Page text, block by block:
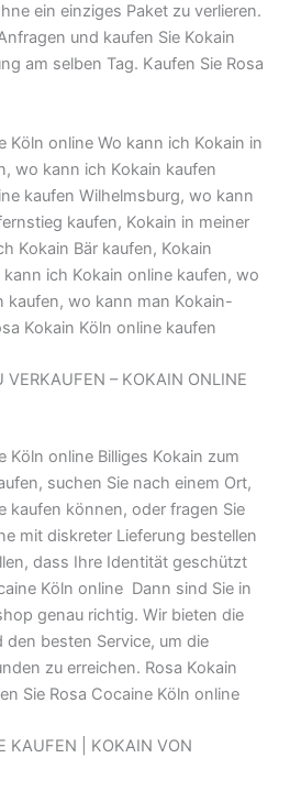
ein einziges Paket zu verlieren.
und kaufen Sie Kokain
am selben Tag. Kaufen Sie Rosa
Köln online Wo kann ich Kokain in
wo kann ich Kokain kaufen
kaufen Wilhelmsburg, wo kann
kaufen, Kokain in meiner
Kokain Bär kaufen, Kokain
ich Kokain online kaufen, wo
kaufen, wo kann man Kokain-
Kokain Köln online kaufen
VERKAUFEN – KOKAIN ONLINE
Köln online Billiges Kokain zum
suchen Sie nach einem Ort,
kaufen können, oder fragen Sie
mit diskreter Lieferung bestellen
dass Ihre Identität geschützt
Köln online Dann sind Sie in
genau richtig. Wir bieten die
besten Service, um die
zu erreichen. Rosa Kokain
Sie Rosa Cocaine Köln online
KAUFEN | KOKAIN VON